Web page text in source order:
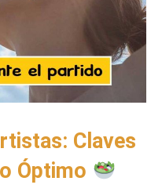
Claves
Óptimo